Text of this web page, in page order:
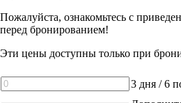
Пожалуйста, ознакомьтесь с
перед бронированием!
Эти цены доступны только при
Количество
товара
3 дня / 6